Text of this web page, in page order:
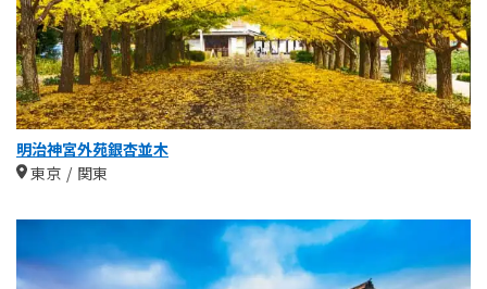
明治神宮外苑銀杏並木
東京
関東